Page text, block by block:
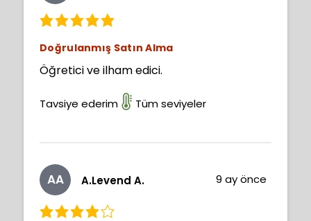
Doğrulanmış Satın Alma
Öğretici ve ilham edici.
Tavsiye ederim Tüm seviyeler
AA A.Levend A. 9 ay önce